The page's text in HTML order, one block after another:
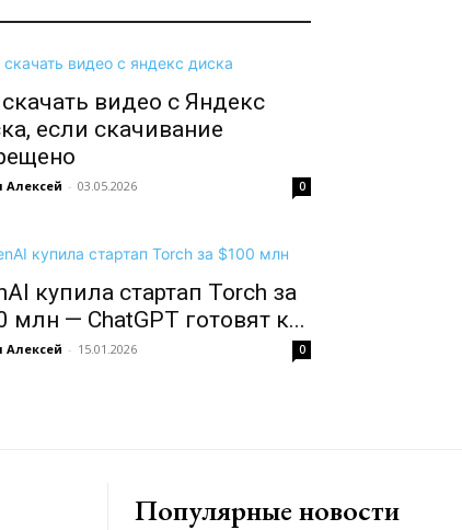
видео с Яндекс
если скачивание
Алексей - 03.05.2026 0
купила стартап Torch за
млн — ChatGPT готовят к...
Алексей - 15.01.2026 0
Популярные новости